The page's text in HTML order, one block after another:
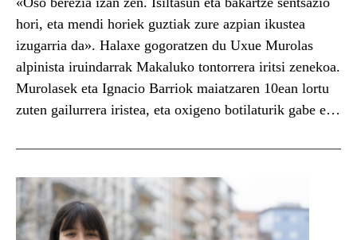
hori, eta mendi horiek guztiak zure azpian ikustea
izugarria da». Halaxe gogoratzen du Uxue Murolas
alpinista iruindarrak Makaluko tontorrera iritsi zenekoa.
Murolasek eta Ignacio Barriok maiatzaren 10ean lortu
zuten gailurrera iristea, eta oxigeno botilaturik gabe eta
metro ditu Makaluk, eta munduko...